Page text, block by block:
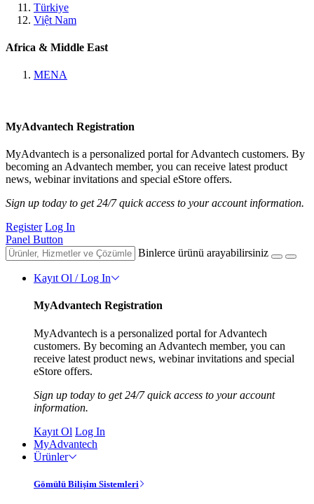
Türkiye
Việt Nam
Africa & Middle East
MENA
MyAdvantech Registration
MyAdvantech is a personalized portal for Advantech customers. By
becoming an Advantech member, you can receive latest product
news, webinar invitations and special eStore offers.
Sign up today to get 24/7 quick access to your account information.
Register Log In
Panel Button
Binlerce ürünü arayabilirsiniz
Kayıt Ol / Log In
MyAdvantech Registration
MyAdvantech is a personalized portal for Advantech
customers. By becoming an Advantech member, you can
receive latest product news, webinar invitations and special
eStore offers.
Sign up today to get 24/7 quick access to your account
information.
Kayıt Ol Log In
MyAdvantech
Ürünler
Gömülü Bilişim Sistemleri